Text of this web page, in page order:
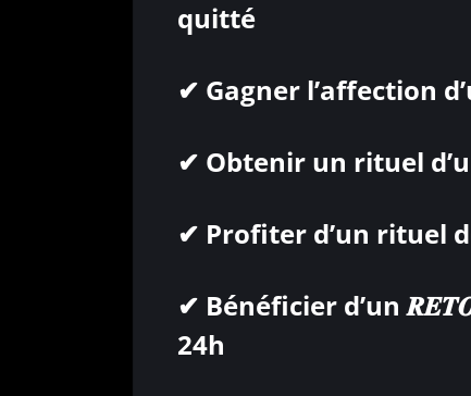
quitté
✔ Gagner l’affection
✔ Obtenir un rituel
✔ Profiter d’un rituel
✔ Bénéficier d’un
24h